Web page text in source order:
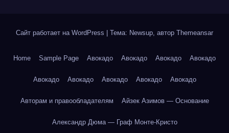
Сайт работает на WordPress Тема: Newsup, автор Themeansar
Home Sample Page Авокадо Авокадо Авокадо Авокадо
Авокадо Авокадо Авокадо Авокадо Авокадо
Авторам и правообладателям Айзек Азимов — Основание
Александр Дюма — Граф Монте-Кристо